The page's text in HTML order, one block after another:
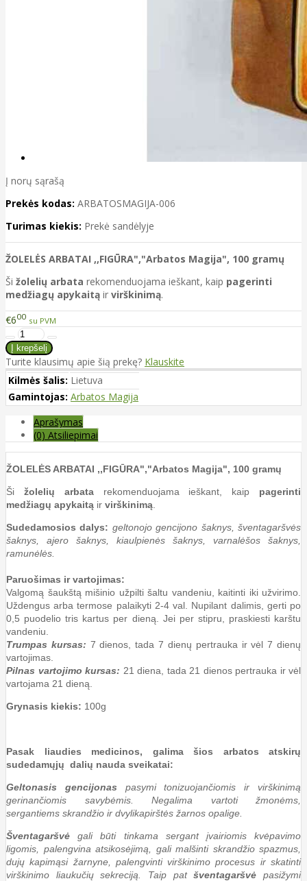
Į norų sąrašą
Prekės kodas: ARBATOSMAGIJA-006
Turimas kiekis: Prekė sandėlyje
ŽOLELĖS ARBATAI ,,FIGŪRA","Arbatos Magija", 100 gramų
Ši žolelių arbata rekomenduojama ieškant, kaip pagerinti
medžiagų apykaitą ir virškinimą.
€600 su PVM
Turite klausimų apie šią prekę? Klauskite
Kilmės šalis: Lietuva
Gamintojas: Arbatos Magija
Aprašymas
(0) Atsiliepimai
ŽOLELĖS ARBATAI ,,FIGŪRA","Arbatos Magija", 100 gramų
Ši žolelių arbatarekomenduojama ieškant, kaip pagerinti
medžiagų apykaitą ir virškinimą
Sudedamosios dalys: geltonojo gencijono šaknys, šventagaršvės
šaknys, ajero šaknys, kiaulpienės šaknys, varnalėšos šaknys,
ramunėlės.
Paruošimas ir vartojimas:
Valgomą šaukštą mišinio užpilti šaltu vandeniu, kaitinti iki užvirimo.
Uždengus arba termose palaikyti 2-4 val. Nupilant dalimis, gerti po
0,5 puodelio tris kartus per dieną. Jei per stipru, praskiesti karštu
vandeniu.
Trumpas kursas: 7 dienos, tada 7 dienų pertrauka ir vėl 7 dienų
vartojimas.
Pilnas vartojimo kursas: 21 diena, tada 21 dienos pertrauka ir vėl
vartojama 21 dieną.
Grynasis kiekis: 100g
Pasak liaudies medicinos, galima šios arbatos atskirų
sudedamųjų dalių nauda sveikatai:
Geltonasis gencijonas pasymi tonizuojančiomis ir virškinimą
gerinančiomis savybėmis. Negalima vartoti žmonėms,
sergantiems skrandžio ir dvylikapirštės žarnos opalige.
Šventagaršvėgali būti tinkama sergant įvairiomis kvėpavimo
ligomis, palengvina atsikosėjimą, gali malšinti skrandžio spazmus,
dujų kapimąsi žarnyne, palengvinti virškinimo procesus ir skatinti
virškinimo liaukučių sekreciją. Taip patšventagaršvė pasižymi